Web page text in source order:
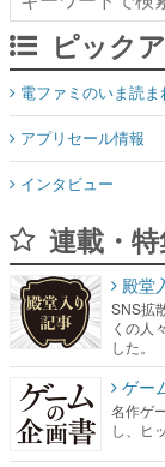
ピック
電ファミのいま読
アプリセール情報
インタビュー
連載・
殿堂
SNS拡
くの人
した。
ゲー
名作ゲ
し、ヒ